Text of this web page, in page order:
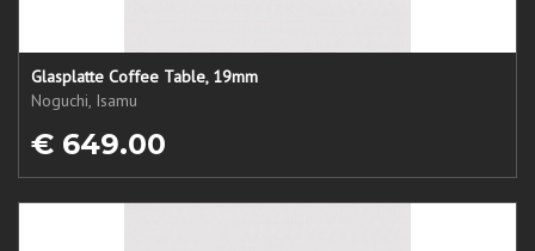
Glasplatte Coffee Table, 19mm
Noguchi, Isamu
€ 649.00